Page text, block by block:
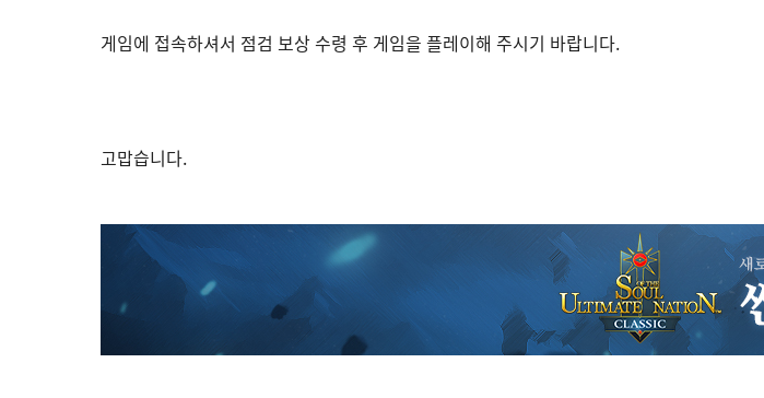
게임에 접속하셔서 점검 보상 수령 후 게임을 플레이해 주시기 바랍니다.
고맙습니다.